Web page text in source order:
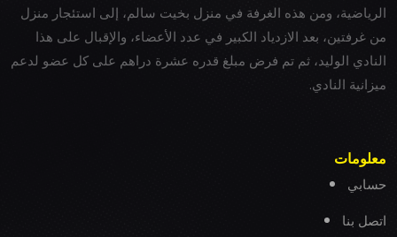
الرياضية، ومن هذه الغرفة في منزل بخيت سالم، إلى استئجار منزل
من غرفتين، بعد الازدياد الكبير في عدد الأعضاء، والإقبال على هذا
النادي الوليد، ثم تم فرض مبلغ قدره عشرة دراهم على كل عضو لدعم
ميزانية النادي.
معلومات
حسابي
اتصل بنا